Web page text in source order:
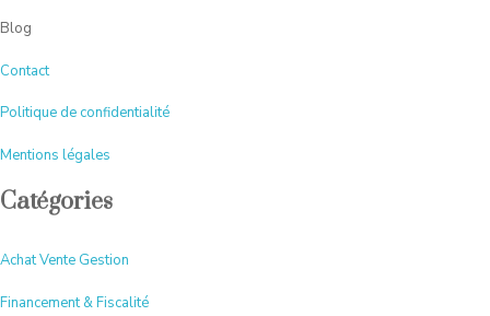
Blog
Contact
Politique de confidentialité
Mentions légales
Catégories
Achat Vente Gestion
Financement & Fiscalité